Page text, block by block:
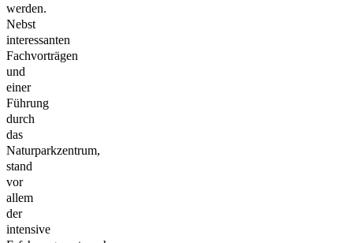
werden.
Nebst
interessanten
Fachvorträgen
und
einer
Führung
durch
das
Naturparkzentrum,
stand
vor
allem
der
intensive